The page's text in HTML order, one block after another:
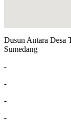
Dusun Antara Desa
Sumedang
-
-
-
-